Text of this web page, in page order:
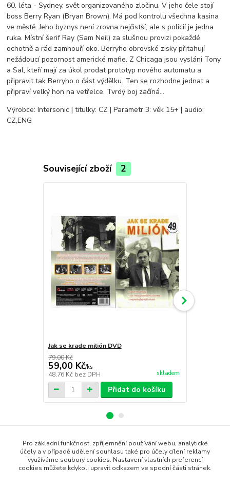
60. léta - Sydney, svět organizovaného zločinu. V jeho čele stojí
boss Berry Ryan (Bryan Brown). Má pod kontrolu všechna kasina
ve městě. Jeho byznys není zrovna nejčistší, ale s policií je jedna
ruka. Místní šerif Ray (Sam Neil) za slušnou provizi pokaždé
ochotně a rád zamhouří oko. Berryho obrovské zisky přitahují
nežádoucí pozornost americké mafie. Z Chicaga jsou vysláni Tony
a Sal, kteří mají za úkol prodat prototyp nového automatu a
připravit tak Berryho o část výdělku. Ten se rozhodne jednat a
připraví velký hon na vetřelce. Tvrdý boj začíná...
Výrobce: Intersonic | titulky: CZ | Parametr 3: věk 15+ | audio:
CZ,ENG
Související zboží 2
Jak se krade milión DVD
79,00 Kč
59,00 Kč/ks
48,76 Kč bez DPH skladem
Přidat do košíku
Zboží zařazeno v kategoriích
DVD filmy
Pro základní funkčnost, zpříjemnění používání webu, analytické
účely a v případě udělení souhlasu také pro účely cílení reklamy
využíváme soubory cookies. Nastavení vlastních preferencí
cookies můžete kdykoli upravit odkazem ve spodní části stránek.